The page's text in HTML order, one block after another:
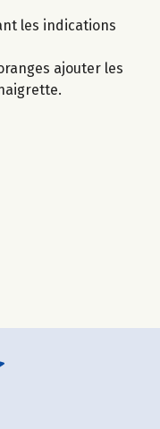
les indications
ajouter les